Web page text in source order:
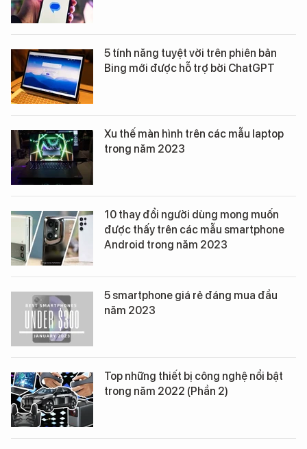
5 tính năng tuyệt vời trên phiên bản
Bing mới được hỗ trợ bởi ChatGPT
Xu thế màn hình trên các mẫu laptop
trong năm 2023
10 thay đổi người dùng mong muốn
được thấy trên các mẫu smartphone
Android trong năm 2023
5 smartphone giá rẻ đáng mua đầu
năm 2023
Top những thiết bị công nghệ nổi bật
trong năm 2022 (Phần 2)